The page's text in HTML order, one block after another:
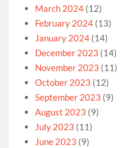
March 2024 (12)
February 2024 (13)
January 2024 (14)
December 2023 (14)
November 2023 (11)
October 2023 (12)
September 2023 (9)
August 2023 (9)
July 2023 (11)
June 2023 (9)